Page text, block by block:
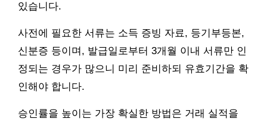
있습니다.
사전에 필요한 서류는 소득 증빙 자료, 등기부등본,
신분증 등이며, 발급일로부터 3개월 이내 서류만 인
정되는 경우가 많으니 미리 준비하되 유효기간을 확
인해야 합니다.
승인률을 높이는 가장 확실한 방법은 거래 실적을